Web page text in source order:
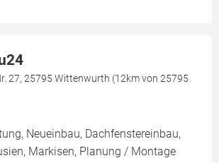
27, 25795 Wittenwurth (12km von 25795
Neueinbau, Dachfenstereinbau,
Markisen, Planung / Montage